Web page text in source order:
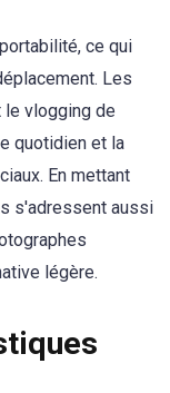
ce qui
Les
vlogging de
quotidien et la
En mettant
s'adressent aussi
légère.